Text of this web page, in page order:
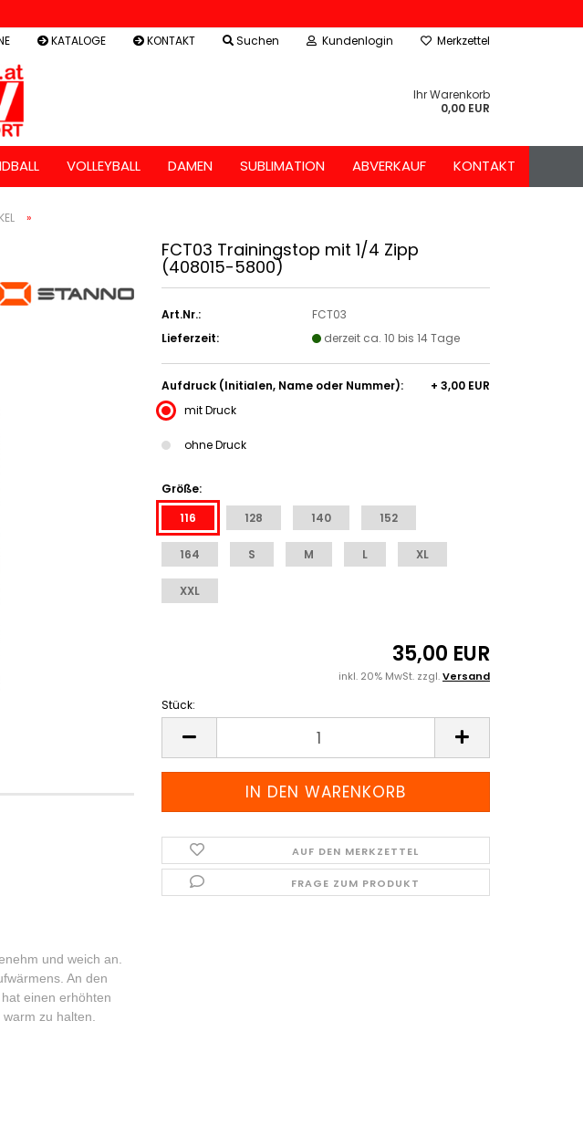
KATALOGE KONTAKT Suchen Kundenlogin
Merkzettel
Ihr Warenkorb
0,00 EUR
VOLLEYBALL DAMEN SUBLIMATION ABVERKAUF KONTAKT
»
FCT03 Trainingstop mit 1/4 Zipp
(408015-5800)
Art.Nr.:
FCT03
Lieferzeit:
derzeit ca. 10 bis 14 Tage
Aufdruck (Initialen, Name oder Nummer):
+ 3,00 EUR
mit Druck
ohne Druck
Größe:
116
128 140 152
164 S M L XL
XXL
35,00 EUR
inkl. 20% MwSt. zzgl.Versand
Stück:
Stück
AUF DEN MERKZETTEL
FRAGE ZUM PRODUKT
und weich an.
An den
einen erhöhten
zu halten.